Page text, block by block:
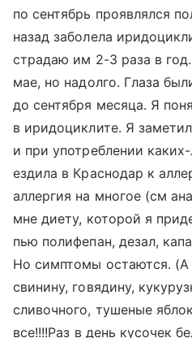
по сентябрь проявлялся
назад заболела
страдаю им 2-3 раза в
мае, но надолго. Глаза
до сентября месяца. Я
в иридоциклите. Я
и при употреблении
ездила в Краснодар к
аллергия на многое (см
мне диету, которой я
пью полифепан, дезал,
Но симптомы остаются. (А
свинину, говядину,
сливочного, тушеные
все!!!!Раз в день кусочек